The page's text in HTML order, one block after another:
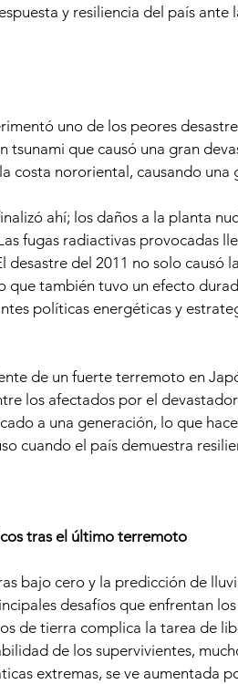
y resiliencia del país ante
uno de los peores
tsunami que causó una gran
costa nororiental, causando una
ahí; los daños a la planta
fugas radiactivas provocadas
desastre del 2011 no solo causó
que también tuvo un efecto
políticas energéticas y
de un fuerte terremoto en
los afectados por el
a una generación, lo que
cuando el país demuestra
tras el último terremoto
bajo cero y la predicción de
desafíos que enfrentan
de tierra complica la tarea de
de los supervivientes,
extremas, se ve aumentada